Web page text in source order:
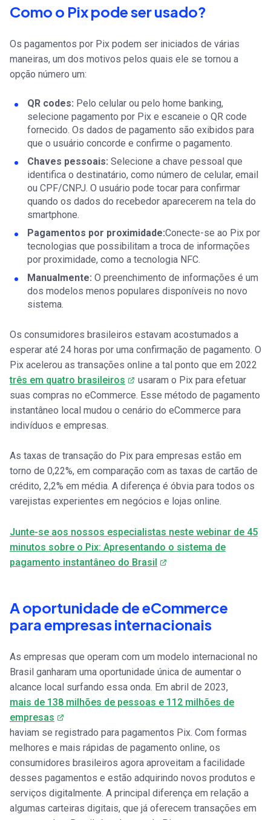
Como o Pix pode ser usado?
Os pagamentos por Pix podem ser iniciados de várias
maneiras, um dos motivos pelos quais ele se tornou a
opção número um:
QR codes: Pelo celular ou pelo home banking,
selecione pagamento por Pix e escaneie o QR code
fornecido. Os dados de pagamento são exibidos para
que o usuário concorde e confirme o pagamento.
Chaves pessoais: Selecione a chave pessoal que
identifica o destinatário, como número de celular, email
ou CPF/CNPJ. O usuário pode tocar para confirmar
quando os dados do recebedor aparecerem na tela do
smartphone.
Pagamentos por proximidade:Conecte-se ao Pix por
tecnologias que possibilitam a troca de informações
por proximidade, como a tecnologia NFC.
Manualmente: O preenchimento de informações é um
dos modelos menos populares disponíveis no novo
sistema.
Os consumidores brasileiros estavam acostumados a
esperar até 24 horas por uma confirmação de pagamento. O
Pix acelerou as transações online a tal ponto que em 2022
três em quatro brasileiros
usaram o Pix para efetuar
suas compras no eCommerce. Esse método de pagamento
instantâneo local mudou o cenário do eCommerce para
indivíduos e empresas.
As taxas de transação do Pix para empresas estão em
torno de 0,22%, em comparação com as taxas de cartão de
crédito, 2,2% em média. A diferença é óbvia para todos os
varejistas experientes em negócios e lojas online.
Junte-se aos nossos especialistas neste webinar de 45
minutos sobre o Pix: Apresentando o sistema de
pagamento instantâneo do Brasil
A oportunidade de eCommerce
para empresas internacionais
As empresas que operam com um modelo internacional no
Brasil ganharam uma oportunidade única de aumentar o
alcance local surfando essa onda. Em abril de 2023,
mais de 138 milhões de pessoas e 112 milhões de
empresas
haviam se registrado para pagamentos Pix. Com formas
melhores e mais rápidas de pagamento online, os
consumidores brasileiros agora aproveitam a facilidade
desses pagamentos e estão adquirindo novos produtos e
serviços digitalmente. A principal diferença em relação a
algumas carteiras digitais, que já oferecem transações em